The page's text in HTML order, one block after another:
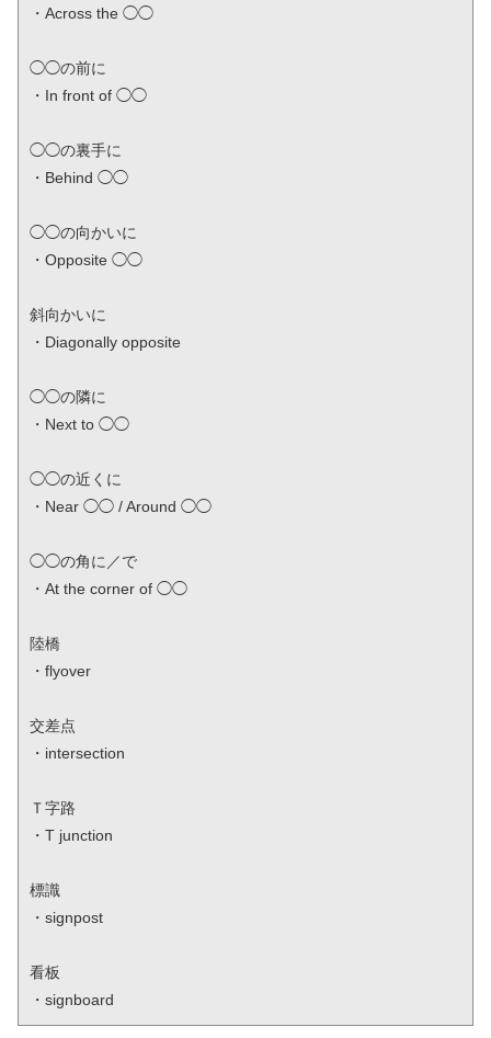
・Across the ◯◯
◯◯の前に
・In front of ◯◯
◯◯の裏手に
・Behind ◯◯
◯◯の向かいに
・Opposite ◯◯
斜向かいに
・Diagonally opposite
◯◯の隣に
・Next to ◯◯
◯◯の近くに
・Near ◯◯ / Around ◯◯
◯◯の角に／で
・At the corner of ◯◯
陸橋
・flyover
交差点
・intersection
Ｔ字路
・T junction
標識
・signpost
看板
・signboard